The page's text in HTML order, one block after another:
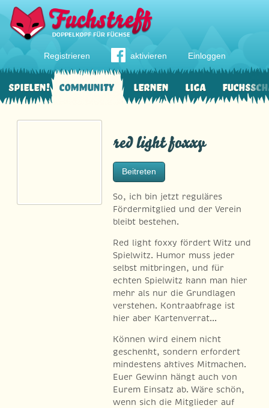
Registrieren aktivieren Einloggen
Community Lernen Liga
Spielen!
red light foxxy
Beitreten
So, ich bin jetzt reguläres
Fördermitglied und der Verein
bleibt bestehen.
Red light foxxy fördert Witz und
Spielwitz. Humor muss jeder
selbst mitbringen, und für
echten Spielwitz kann man hier
mehr als nur die Grundlagen
verstehen. Kontraabfrage ist
hier aber Kartenverrat...
Können wird einem nicht
geschenkt, sondern erfordert
mindestens aktives Mitmachen.
Euer Gewinn hängt auch von
Eurem Einsatz ab. Wäre schön,
wenn sich die Mitglieder auf